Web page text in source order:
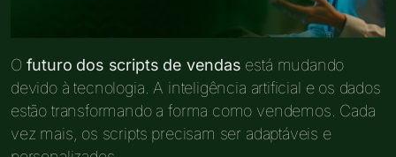
O futuro dos scripts de vendas está mudando
devido à tecnologia. A inteligência artificial e os dados
estão transformando a forma como vendemos. Cada
vez mais, os scripts precisam ser adaptáveis e